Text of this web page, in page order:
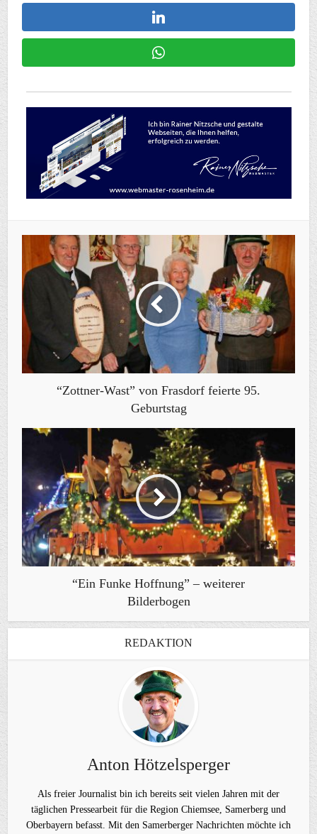
“Zottner-Wast” von Frasdorf feierte 95.
Geburtstag
“Ein Funke Hoffnung” – weiterer
Bilderbogen
REDAKTION
Anton Hötzelsperger
Als freier Journalist bin ich bereits seit vielen Jahren mit der
täglichen Pressearbeit für die Region Chiemsee, Samerberg und
Oberbayern befasst. Mit den Samerberger Nachrichten möchte ich